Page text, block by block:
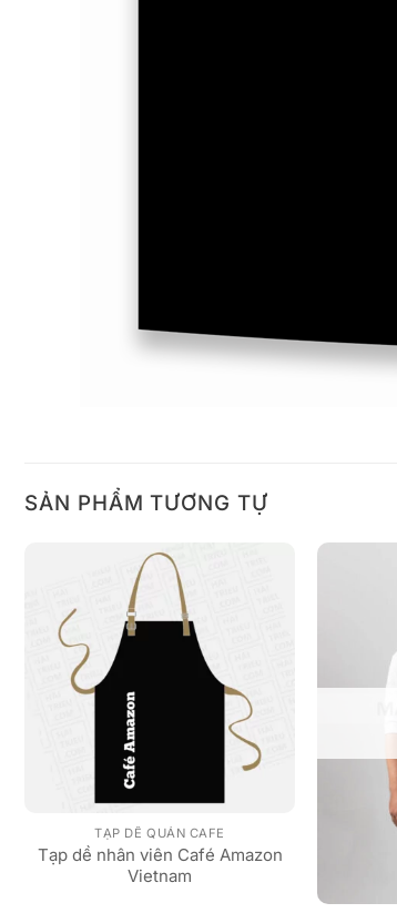
SẢN PHẨM TƯƠNG TỰ
TẠP DỀ QUÁN CAFE
Tạp dề nhân viên Café Amazon
Vietnam